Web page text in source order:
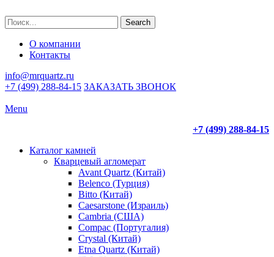
Search
О компании
Контакты
info@mrquartz.ru
+7 (499) 288-84-15 ЗАКАЗАТЬ ЗВОНОК
Menu
+7 (499) 288-84-15
Каталог камней
Кварцевый агломерат
Avant Quartz (Китай)
Belenco (Турция)
Bitto (Китай)
Caesarstone (Израиль)
Cambria (США)
Compac (Португалия)
Crystal (Китай)
Etna Quartz (Китай)